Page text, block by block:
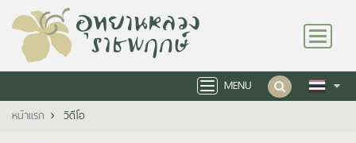
Toggle
navigation
MENU
Toggle
navigation
หน้าแรก วิดีโอ